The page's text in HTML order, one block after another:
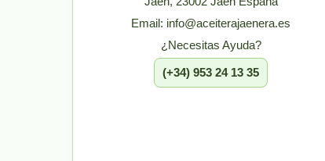
Email: info@aceiterajaenera.es
¿Necesitas Ayuda?
(+34) 953 24 13 35